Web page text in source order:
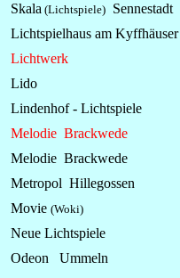
Skala (Lichtspiele) Sennestadt
Lichtspielhaus am Kyffhäuser
Lichtwerk
Lido
Lindenhof - Lichtspiele
Melodie Brackwede
Melodie Brackwede
Metropol Hillegossen
Movie (Woki)
Neue Lichtspiele
Odeon Ummeln